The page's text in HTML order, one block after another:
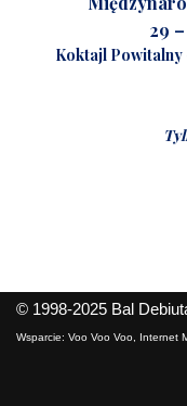
29
Koktajl Powitalny
© 1998-2025 Bal
Wsparcie: Voo Voo Voo, Internet